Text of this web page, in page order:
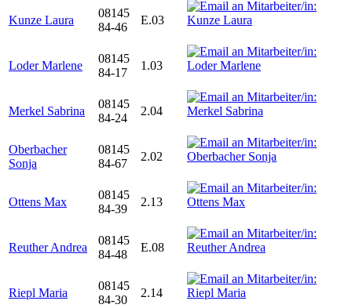
Kunze Laura
08145
84-46
E.03
Loder Marlene
08145
84-17
1.03
Merkel Sabrina
08145
84-24
2.04
Oberbacher
Sonja
08145
84-67
2.02
Ottens Max
08145
84-39
2.13
Reuther Andrea
08145
84-48
E.08
Riepl Maria
08145
84-30
2.14